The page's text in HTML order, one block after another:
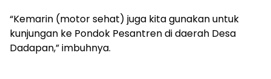
“Kemarin (motor sehat) juga kita gunakan untuk
kunjungan ke Pondok Pesantren di daerah Desa
Dadapan,” imbuhnya.